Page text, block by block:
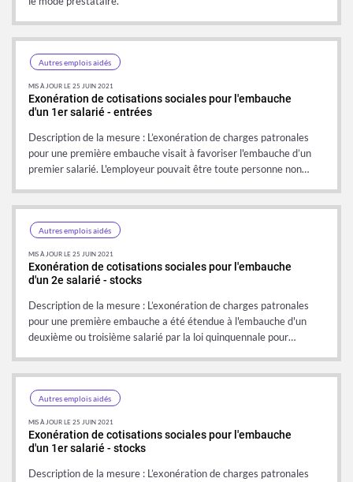
Exonération de cotisations sociales pour l'embauche
d'un 1er salarié - entrées
Description de la mesure : L’exonération de charges patronales
pour une première embauche visait à favoriser l'embauche d’un
premier salarié. L'employeur pouvait être toute personne non…
Autres emplois aidés
MIS À JOUR LE 25 JUIN 2021
Exonération de cotisations sociales pour l'embauche
d'un 2e salarié - stocks
Description de la mesure : L’exonération de charges patronales
pour une première embauche a été étendue à l'embauche d'un
deuxième ou troisième salarié par la loi quinquennale pour…
Autres emplois aidés
MIS À JOUR LE 25 JUIN 2021
Exonération de cotisations sociales pour l'embauche
d'un 1er salarié - stocks
Description de la mesure : L’exonération de charges patronales
Autres emplois aidés
MIS À JOUR LE 25 JUIN 2021